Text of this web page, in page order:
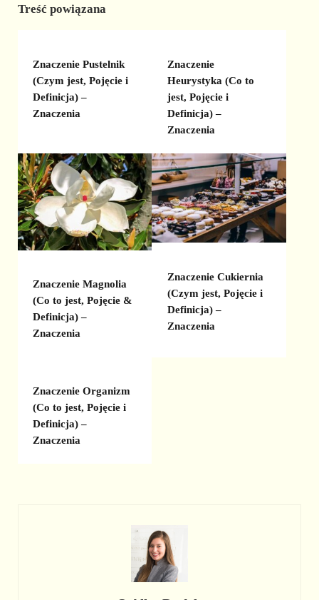
Treść powiązana
Znaczenie Pustelnik
(Czym jest, Pojęcie i
Definicja) –
Znaczenia
Znaczenie
Heurystyka (Co to
jest, Pojęcie i
Definicja) –
Znaczenia
Znaczenie Magnolia
(Co to jest, Pojęcie &
Definicja) –
Znaczenia
Znaczenie Cukiernia
(Czym jest, Pojęcie i
Definicja) –
Znaczenia
Znaczenie Organizm
(Co to jest, Pojęcie i
Definicja) –
Znaczenia